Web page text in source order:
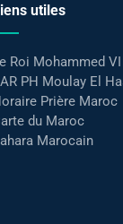
utiles
Roi Mohammed VI
PH Moulay El
Prière Maroc
du Maroc
Marocain